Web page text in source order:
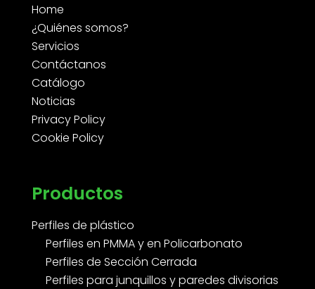
Home
¿Quiénes somos?
Servicios
Contáctanos
Catálogo
Noticias
Privacy Policy
Cookie Policy
Productos
Perfiles de plástico
Perfiles en PMMA y en Policarbonato
Perfiles de Sección Cerrada
Perfiles para junquillos y paredes divisorias